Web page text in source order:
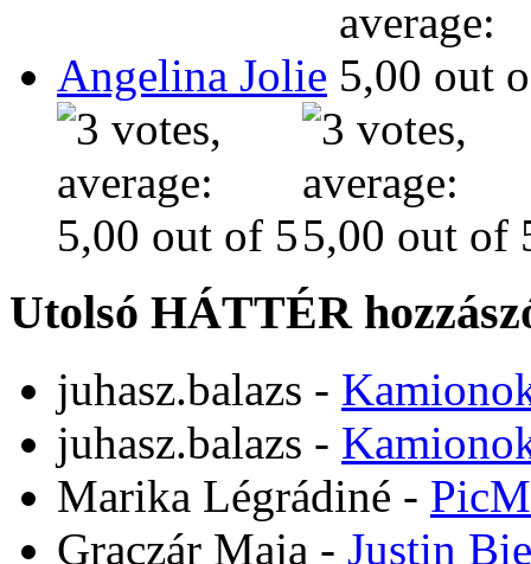
Angelina Jolie
Utolsó HÁTTÉR
juhasz.balazs -
juhasz.balazs -
Marika Légrádiné -
Graczár Maja - Justin